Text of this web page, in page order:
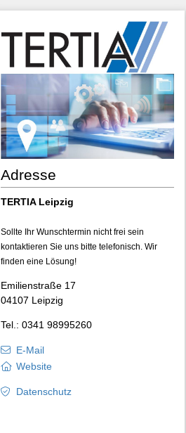
Adresse
TERTIA Leipzig
Sollte Ihr Wunschtermin nicht frei sein
kontaktieren Sie uns bitte telefonisch. Wir
finden eine Lösung!
Emilienstraße 17
04107 Leipzig
Tel.: 0341 98995260
E-Mail
Website
Datenschutz